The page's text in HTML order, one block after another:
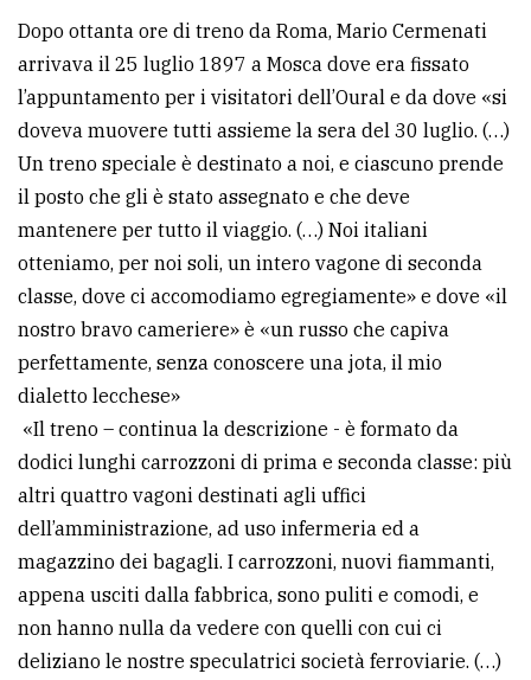
Dopo ottanta ore di treno da Roma, Mario Cermenati
arrivava il 25 luglio 1897 a Mosca dove era fissato
l’appuntamento per i visitatori dell’Oural e da dove «si
doveva muovere tutti assieme la sera del 30 luglio. (…)
Un treno speciale è destinato a noi, e ciascuno prende
il posto che gli è stato assegnato e che deve
mantenere per tutto il viaggio. (…) Noi italiani
otteniamo, per noi soli, un intero vagone di seconda
classe, dove ci accomodiamo egregiamente» e dove «il
nostro bravo cameriere» è «un russo che capiva
perfettamente, senza conoscere una jota, il mio
dialetto lecchese»
«Il treno – continua la descrizione - è formato da
dodici lunghi carrozzoni di prima e seconda classe: più
altri quattro vagoni destinati agli uffici
dell’amministrazione, ad uso infermeria ed a
magazzino dei bagagli. I carrozzoni, nuovi fiammanti,
appena usciti dalla fabbrica, sono puliti e comodi, e
non hanno nulla da vedere con quelli con cui ci
deliziano le nostre speculatrici società ferroviarie. (…)